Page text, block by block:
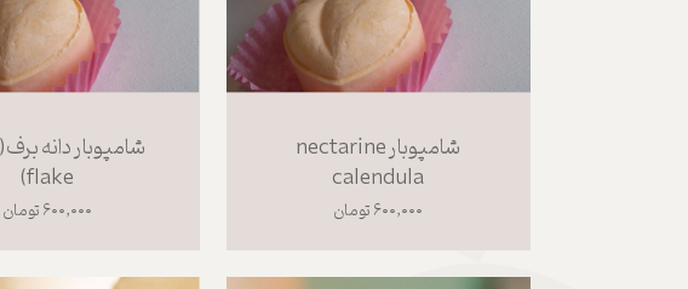
شامپوبار nectarine
calendula
۶۰۰,۰۰۰ تومان
flake)
۶۰۰,۰۰۰ تومان